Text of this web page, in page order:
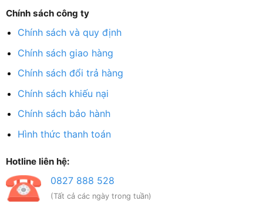
Chính sách công ty
Chính sách và quy định
Chính sách giao hàng
Chính sách đổi trả hàng
Chính sách khiếu nại
Chính sách bảo hành
Hình thức thanh toán
Hotline liên hệ:
0827 888 528
(Tất cả các ngày trong tuần)